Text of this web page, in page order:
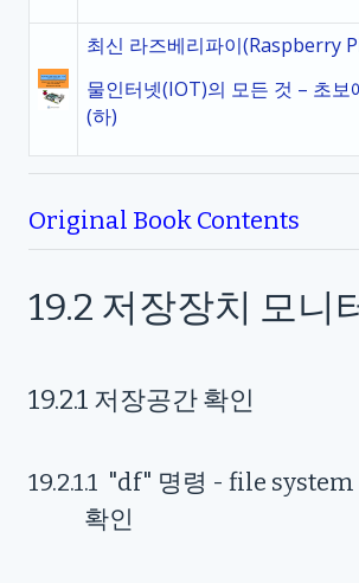
최신 라즈베리파이(Raspberry
물인터넷(IOT)의 모든 것 – 초보
(하)
Original Book Contents
19.2 저장장치 모니
19.2.1 저장공간 확인
19.2.1.1 "df" 명령 - file system
확인